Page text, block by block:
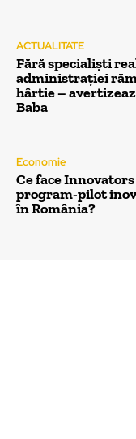
ACTUALITATE
Fără specialiști
administrației
hârtie –
Baba
Economie
Ce face
program-pilot
în România?